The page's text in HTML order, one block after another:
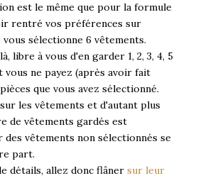
est le même que pour la formule
rentré vos préférences sur
sélectionne 6 vêtements.
libre à vous d'en garder 1, 2, 3, 4, 5
vous ne payez (après avoir fait
que vous avez sélectionné.
les vêtements et d'autant plus
de vêtements gardés est
vêtements non sélectionnés se
part.
détails, allez donc flâner sur leur